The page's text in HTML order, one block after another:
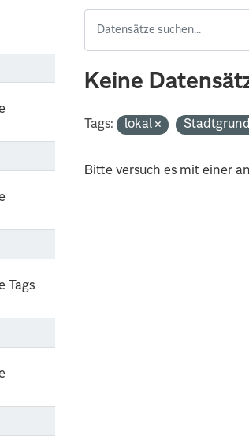
Tags
Keine
Tags: lokal
Bitte versuch es mit einer